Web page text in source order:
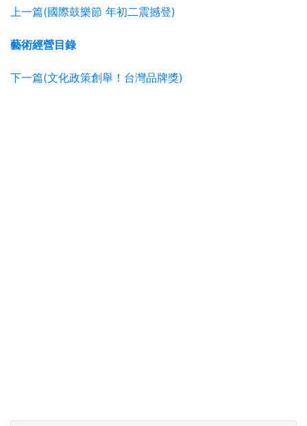
上一篇(國際鼓樂節 年初二震撼登)
藝術經營目錄
下一篇(文化政策創舉！台灣品牌獎)